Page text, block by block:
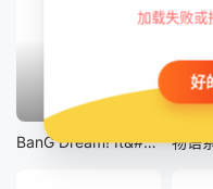
13集全
BanG Dream! It&#039;s MyGO!!!!!
加载失败或
好